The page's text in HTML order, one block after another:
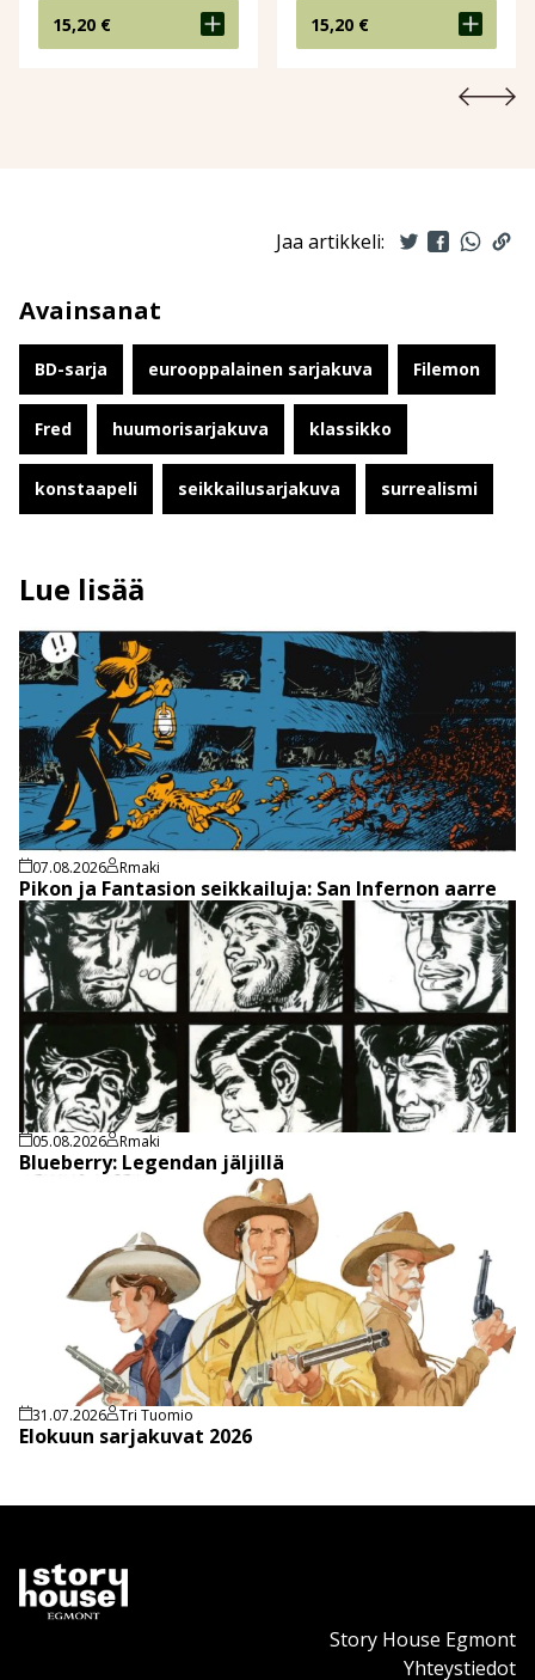
15,20 € 15,20 €
Jaa artikkeli:
Avainsanat
BD-sarja eurooppalainen sarjakuva Filemon
Fred huumorisarjakuva klassikko
konstaapeli seikkailusarjakuva surrealismi
Lue lisää
07.08.2026 Rmaki
Pikon ja Fantasion seikkailuja: San Infernon aarre
05.08.2026 Rmaki
Blueberry: Legendan jäljillä
31.07.2026 Tri Tuomio
Elokuun sarjakuvat 2026
Story House Egmont
Yhteystiedot